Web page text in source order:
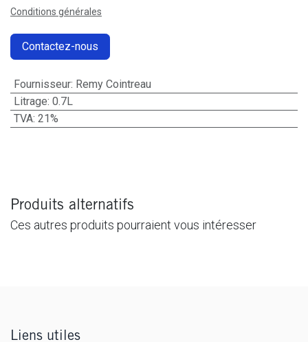
Conditions générales
Contactez-nous
Fournisseur: Remy Cointreau
Litrage: 0.7L
TVA: 21%
Produits alternatifs
Ces autres produits pourraient vous intéresser
Liens utiles